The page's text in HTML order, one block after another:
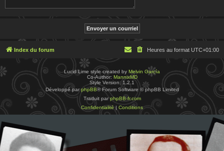
Index du forum Heures au format UTC+01:00
Lucid Lime style created by Melvin García
Co-Author: MannixMD
Style Version: 1.2.1
Développé parphpBB® Forum Software © phpBB Limited
Traduit parphpBB-fr.com
Confidentialité| Conditions